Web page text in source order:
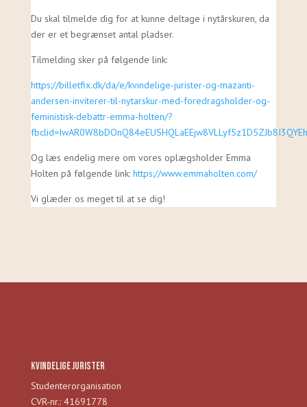
Du skal tilmelde dig for at kunne deltage i nytårskuren, da
der er et begrænset antal pladser.
Tilmelding sker på følgende link:
https://billetfix.dk/da/e/kvindelige-jurister-og-mazanti-
andersen-inviterer-til-nytarskur-med-foredragsholder-og-
feministisk-debattr-emma-holten/?
Og læs endelig mere om vores oplægsholder Emma
Holten på følgende link: https://www.emmaholten.com/
Vi glæder os meget til at se dig!
Kvindelige Jurister
Studenterorganisation
CVR-nr.: 41691778